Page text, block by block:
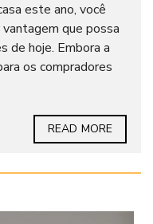
este ano, você
que possa
de hoje. Embora a
os compradores
READ MORE